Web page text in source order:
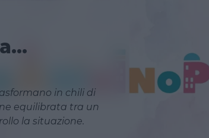
in chili di
equilibrata tra un
la situazione.